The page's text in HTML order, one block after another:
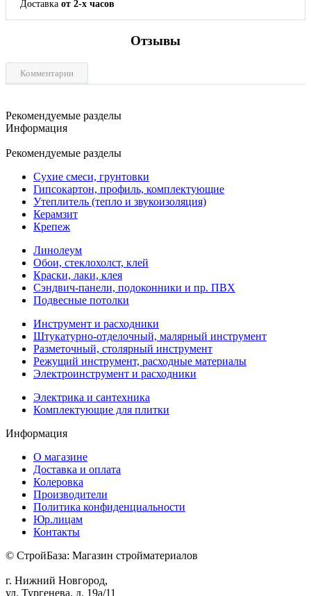
Доставка от 2-х часов
Отзывы
Комментарии
Рекомендуемые разделы
Информация
Рекомендуемые разделы
Сухие смеси, грунтовки
Гипсокартон, профиль, комплектующие
Утеплитель (тепло и звукоизоляция)
Керамзит
Крепеж
Линолеум
Обои, стеклохолст, клей
Краски, лаки, клея
Сэндвич-панели, подоконники и пр. ПВХ
Подвесные потолки
Инструмент и расходники
Штукатурно-отделочный, малярный инструмент
Разметочный, столярный инструмент
Режущий инструмент, расходные материалы
Электроинструмент и расходники
Электрика и сантехника
Комплектующие для плитки
Информация
О магазине
Доставка и оплата
Колеровка
Производители
Политика конфиденциальности
Юр.лицам
Контакты
© СтройБаза: Магазин стройматериалов
г. Нижний Новгород,
ул. Тургенева, д. 19а/11